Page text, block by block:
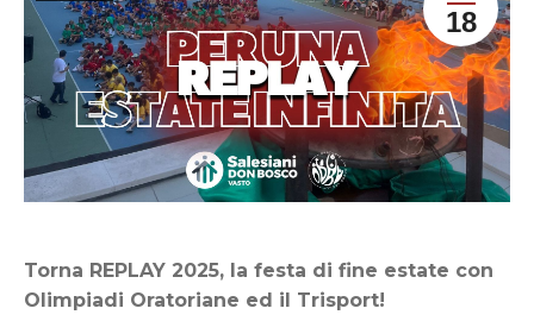
18
Torna REPLAY 2025, la festa di fine estate con
Olimpiadi Oratoriane ed il Trisport!